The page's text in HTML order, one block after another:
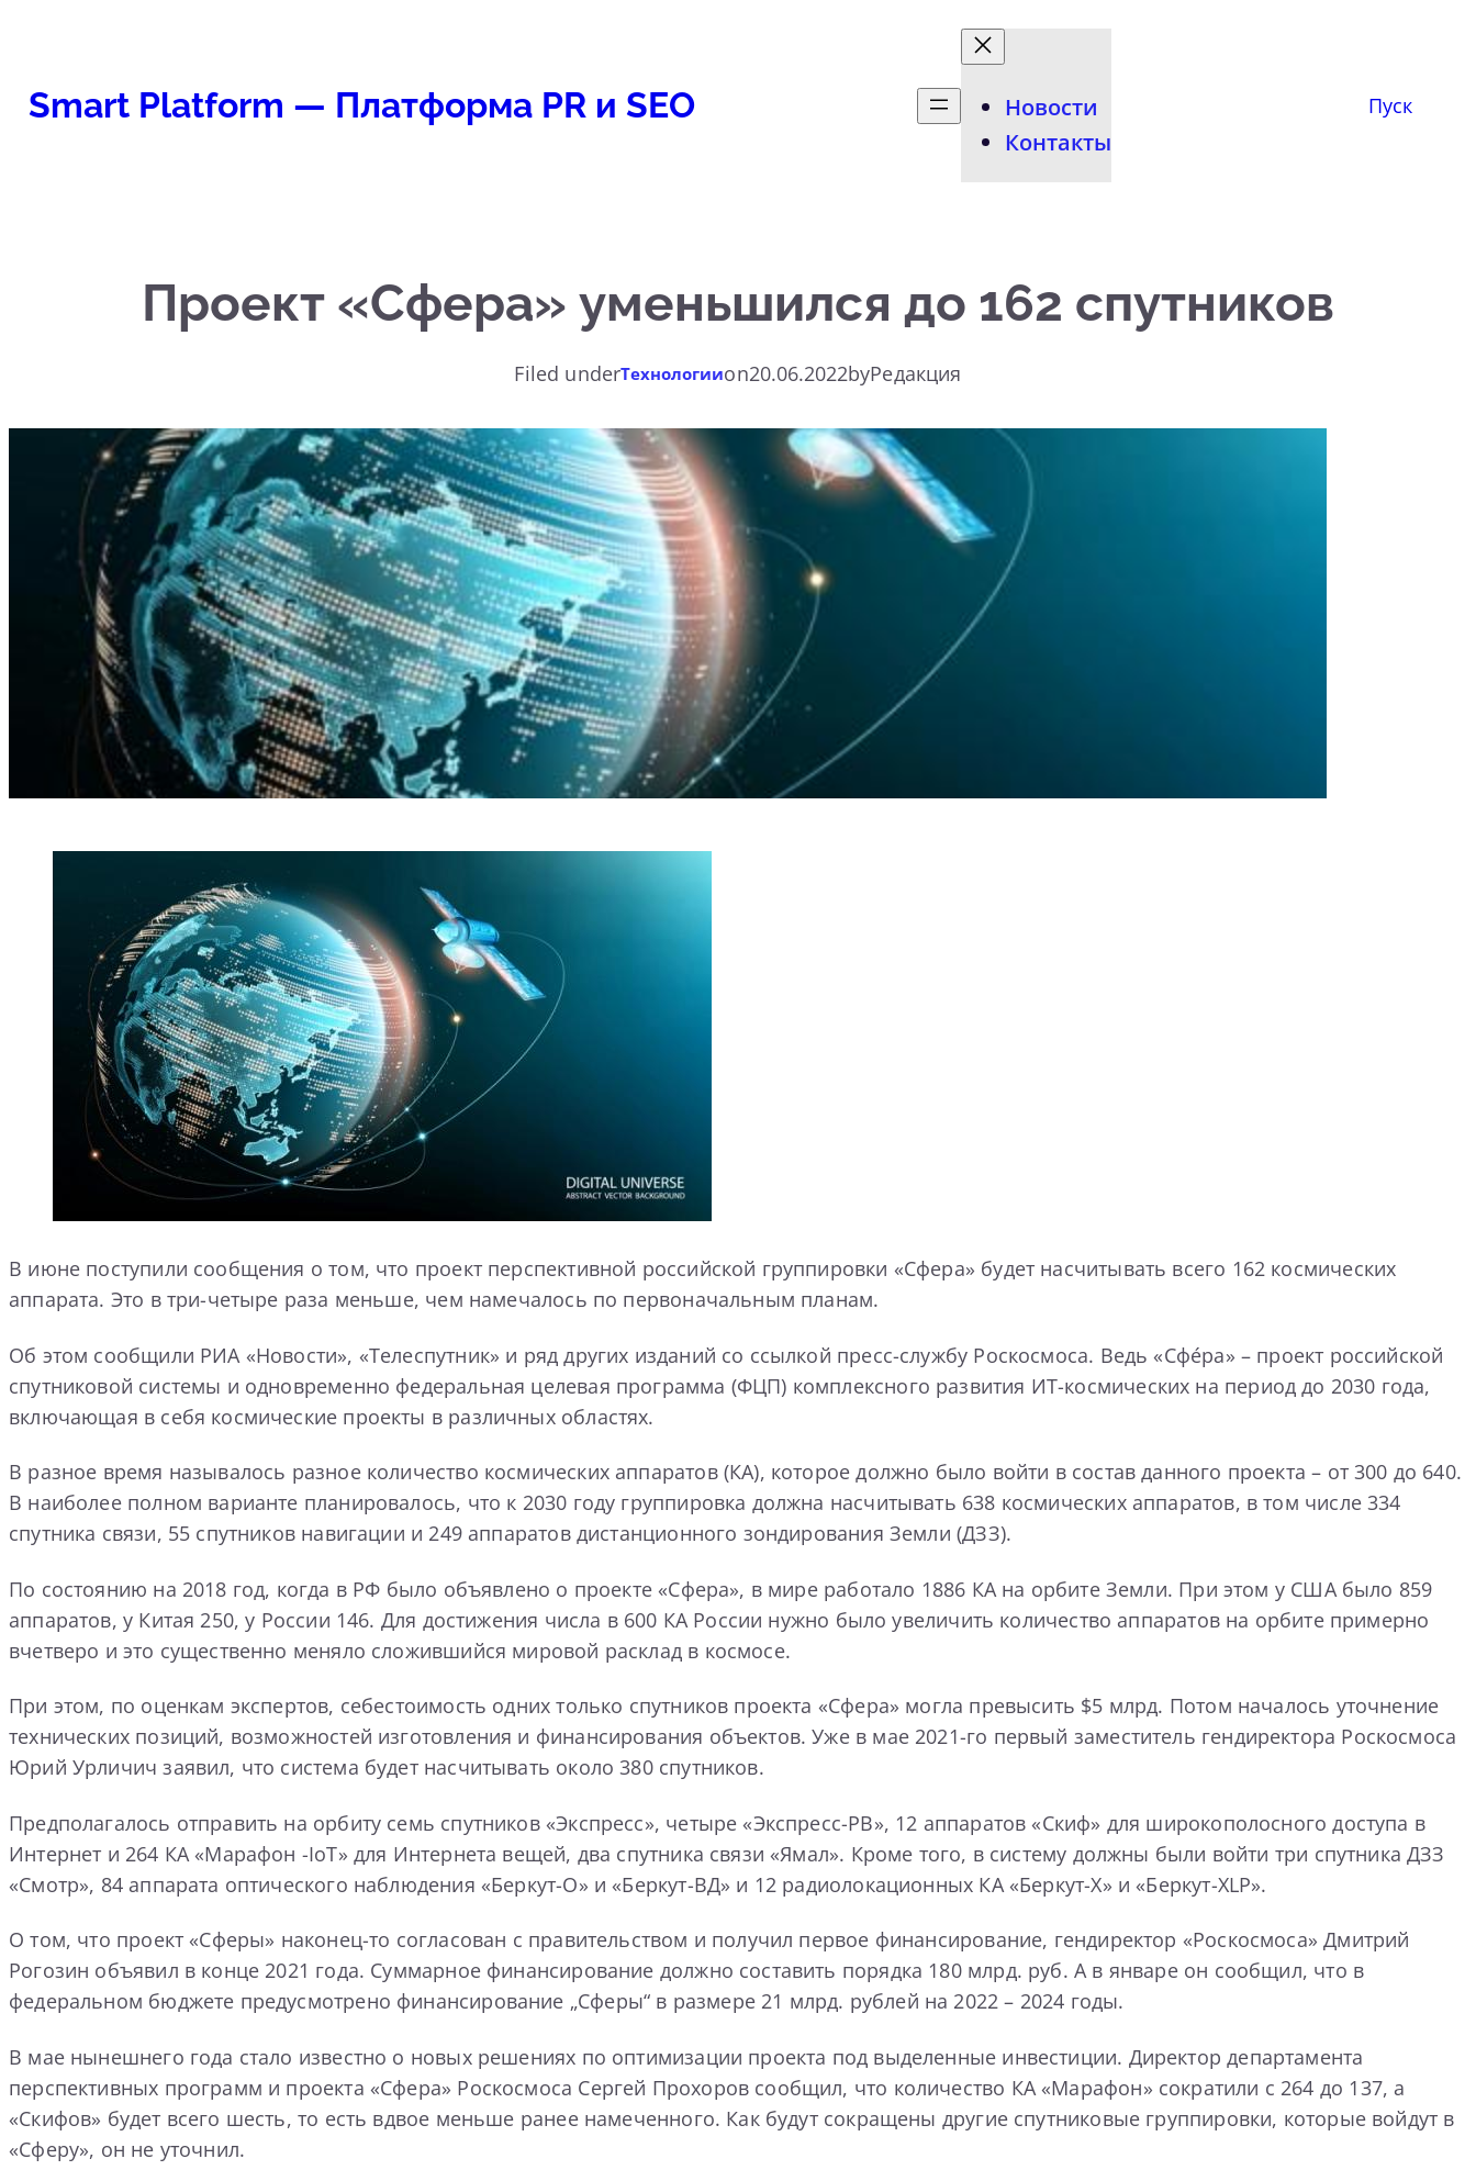
Smart Platform — Платформа PR и SEO
Новости
Контакты
Пуск
Проект «Сфера» уменьшился до 162 спутников
Filed underТехнологииon20.06.2022byРедакция
В июне поступили сообщения о том, что проект перспективной российской группировки «Сфера» будет насчитывать всего 162 космических
аппарата. Это в три-четыре раза меньше, чем намечалось по первоначальным планам.
Об этом сообщили РИА «Новости», «Телеспутник» и ряд других изданий со ссылкой пресс-службу Роскосмоса. Ведь «Сфе́ра» – проект российской
спутниковой системы и одновременно федеральная целевая программа (ФЦП) комплексного развития ИТ-космических на период до 2030 года,
включающая в себя космические проекты в различных областях.
В разное время называлось разное количество космических аппаратов (КА), которое должно было войти в состав данного проекта – от 300 до 640.
В наиболее полном варианте планировалось, что к 2030 году группировка должна насчитывать 638 космических аппаратов, в том числе 334
спутника связи, 55 спутников навигации и 249 аппаратов дистанционного зондирования Земли (ДЗЗ).
По состоянию на 2018 год, когда в РФ было объявлено о проекте «Сфера», в мире работало 1886 КА на орбите Земли. При этом у США было 859
аппаратов, у Китая 250, у России 146. Для достижения числа в 600 КА России нужно было увеличить количество аппаратов на орбите примерно
вчетверо и это существенно меняло сложившийся мировой расклад в космосе.
При этом, по оценкам экспертов, себестоимость одних только спутников проекта «Сфера» могла превысить $5 млрд. Потом началось уточнение
технических позиций, возможностей изготовления и финансирования объектов. Уже в мае 2021-го первый заместитель гендиректора Роскосмоса
Юрий Урличич заявил, что система будет насчитывать около 380 спутников.
Предполагалось отправить на орбиту семь спутников «Экспресс», четыре «Экспресс-РВ», 12 аппаратов «Скиф» для широкополосного доступа в
Интернет и 264 КА «Марафон -IoT» для Интернета вещей, два спутника связи «Ямал». Кроме того, в систему должны были войти три спутника ДЗЗ
«Смотр», 84 аппарата оптического наблюдения «Беркут-О» и «Беркут-ВД» и 12 радиолокационных КА «Беркут-X» и «Беркут-XLP».
О том, что проект «Сферы» наконец-то согласован с правительством и получил первое финансирование, гендиректор «Роскосмоса» Дмитрий
Рогозин объявил в конце 2021 года. Суммарное финансирование должно составить порядка 180 млрд. руб. А в январе он сообщил, что в
федеральном бюджете предусмотрено финансирование „Сферы“ в размере 21 млрд. рублей на 2022 – 2024 годы.
В мае нынешнего года стало известно о новых решениях по оптимизации проекта под выделенные инвестиции. Директор департамента
перспективных программ и проекта «Сфера» Роскосмоса Сергей Прохоров сообщил, что количество КА «Марафон» сократили с 264 до 137, а
«Скифов» будет всего шесть, то есть вдвое меньше ранее намеченного. Как будут сокращены другие спутниковые группировки, которые войдут в
«Сферу», он не уточнил.